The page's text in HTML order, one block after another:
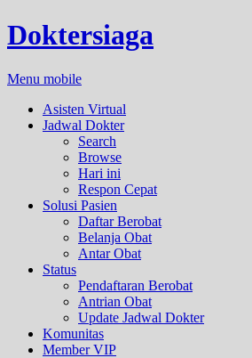
Doktersiaga
Menu mobile
Asisten Virtual
Jadwal Dokter
Search
Browse
Hari ini
Respon Cepat
Solusi Pasien
Daftar Berobat
Belanja Obat
Antar Obat
Status
Pendaftaran Berobat
Antrian Obat
Update Jadwal Dokter
Komunitas
Member VIP